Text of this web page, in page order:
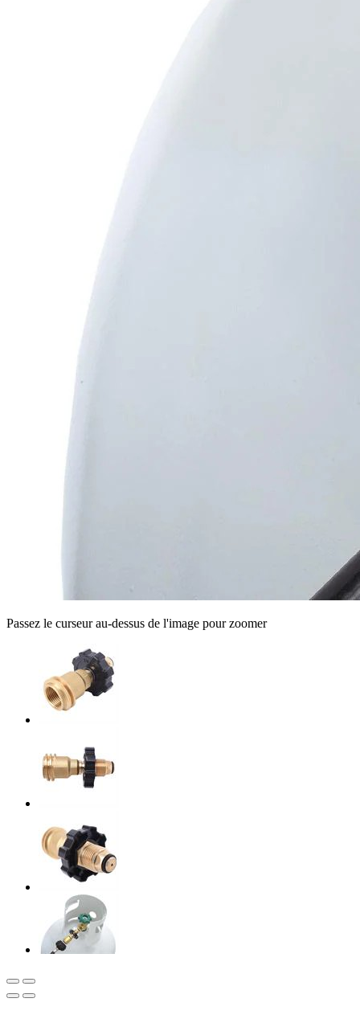
Passez le curseur au-dessus de l'image pour zoomer